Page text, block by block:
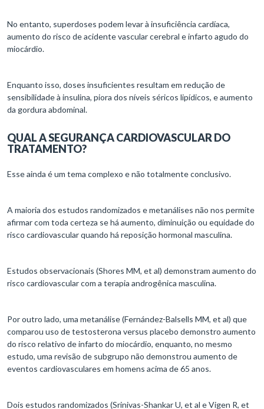
No entanto, superdoses podem levar à insuficiência cardíaca,
aumento do risco de acidente vascular cerebral e infarto agudo do
miocárdio.
Enquanto isso, doses insuficientes resultam em redução de
sensibilidade à insulina, piora dos níveis séricos lipídicos, e aumento
da gordura abdominal.
QUAL A SEGURANÇA CARDIOVASCULAR DO
TRATAMENTO?
Esse ainda é um tema complexo e não totalmente conclusivo.
A maioria dos estudos randomizados e metanálises não nos permite
afirmar com toda certeza se há aumento, diminuição ou equidade do
risco cardiovascular quando há reposição hormonal masculina.
Estudos observacionais (Shores MM, et al) demonstram aumento do
risco cardiovascular com a terapia androgênica masculina.
Por outro lado, uma metanálise (Fernández-Balsells MM, et al) que
comparou uso de testosterona versus placebo demonstro aumento
do risco relativo de infarto do miocárdio, enquanto, no mesmo
estudo, uma revisão de subgrupo não demonstrou aumento de
eventos cardiovasculares em homens acima de 65 anos.
Dois estudos randomizados (Srinivas-Shankar U, et al e Vigen R, et